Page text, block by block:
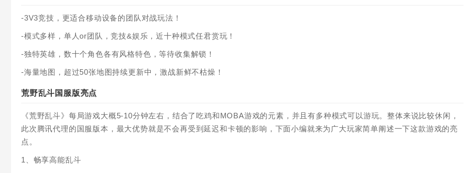
-3V3竞技，更适合移动设备的团队对战玩法！
-模式多样，单人or团队，竞技&娱乐，近十种模式任君赏玩！
-独特英雄，数十个角色各有风格特色，等待收集解锁！
-海量地图，超过50张地图持续更新中，激战新鲜不枯燥！
荒野乱斗国服版亮点
《荒野乱斗》每局游戏大概5-10分钟左右，结合了吃鸡和MOBA游戏的元素，并且有多种模式可以游玩。整体来说比较休闲，
此次腾讯代理的国服版本，最大优势就是不会再受到延迟和卡顿的影响，下面小编就来为广大玩家简单阐述一下这款游戏的亮
点。
1、畅享高能乱斗